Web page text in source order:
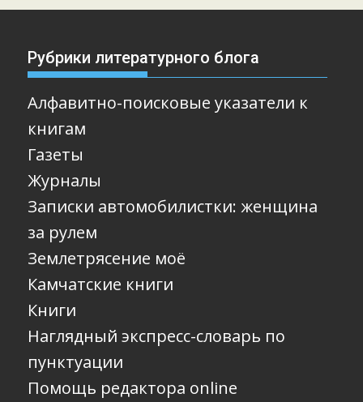
Рубрики литературного блога
Алфавитно-поисковые указатели к
книгам
Газеты
Журналы
Записки автомобилистки: женщина
за рулем
Землетрясение моё
Камчатские книги
Книги
Наглядный экспресс-словарь по
пунктуации
Помощь редактора online